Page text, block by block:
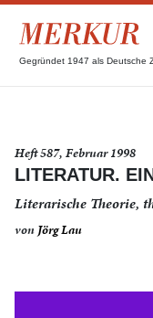
Gegründet 1947 als Deutsche
Heft 587, Februar 1998
LITERATUR.
Literarische Theorie,
von Jörg Lau